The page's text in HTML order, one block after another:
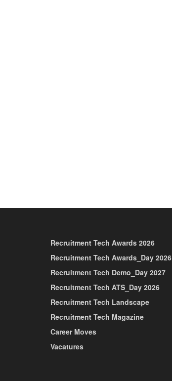
Recruitment Tech Awards 2026
Recruitment Tech Awards_Day 2026
Recruitment Tech Demo_Day 2027
Recruitment Tech ATS_Day 2026
Recruitment Tech Landscape
Recruitment Tech Magazine
Career Moves
Vacatures